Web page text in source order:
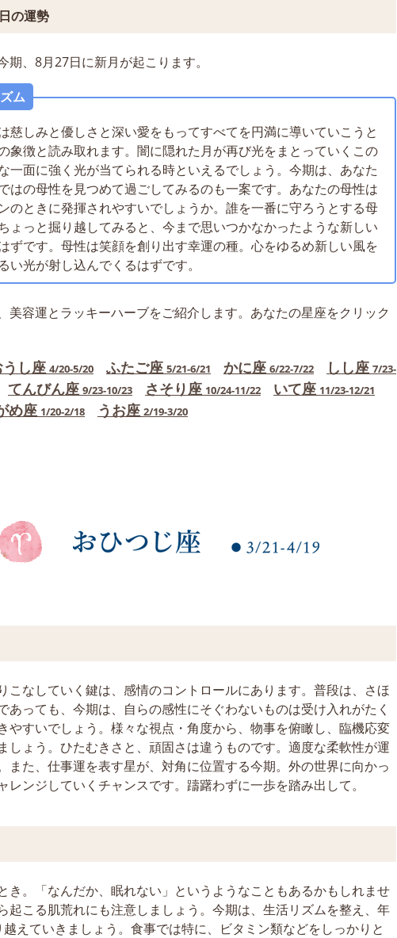
の運勢
、8月27日に新月が起こります。
ム
慈しみと優しさと深い愛をもってすべてを円満に導いていこうと
象徴と読み取れます。闇に隠れた月が再び光をまとっていくこの
一面に強く光が当てられる時といえるでしょう。今期は、あなた
はの母性を見つめて過ごしてみるのも一案です。あなたの母性は
のときに発揮されやすいでしょうか。誰を一番に守ろうとする母
ょっと掘り越してみると、今まで思いつかなかったような新しい
ずです。母性は笑顔を創り出す幸運の種。心をゆるめ新しい風を
い光が射し込んでくるはずです。
美容運とラッキーハーブをご紹介します。あなたの星座をクリック
うし座 4/20-5/20 ふたご座 5/21-6/21 かに座 6/22-7/22 しし座 7/23-
てんびん座 9/23-10/23 さそり座 10/24-11/22 いて座 11/23-12/21
め座 1/20-2/18 うお座 2/19-3/20
こなしていく鍵は、感情のコントロールにあります。普段は、さほ
あっても、今期は、自らの感性にそぐわないものは受け入れがたく
やすいでしょう。様々な視点・角度から、物事を俯瞰し、臨機応変
しょう。ひたむきさと、頑固さは違うものです。適度な柔軟性が運
また、仕事運を表す星が、対角に位置する今期。外の世界に向かっ
レンジしていくチャンスです。躊躇わずに一歩を踏み出して。
き。「なんだか、眠れない」というようなこともあるかもしれませ
起こる肌荒れにも注意しましょう。今期は、生活リズムを整え、年
えていきましょう。食事では特に、ビタミン類などをしっかりと